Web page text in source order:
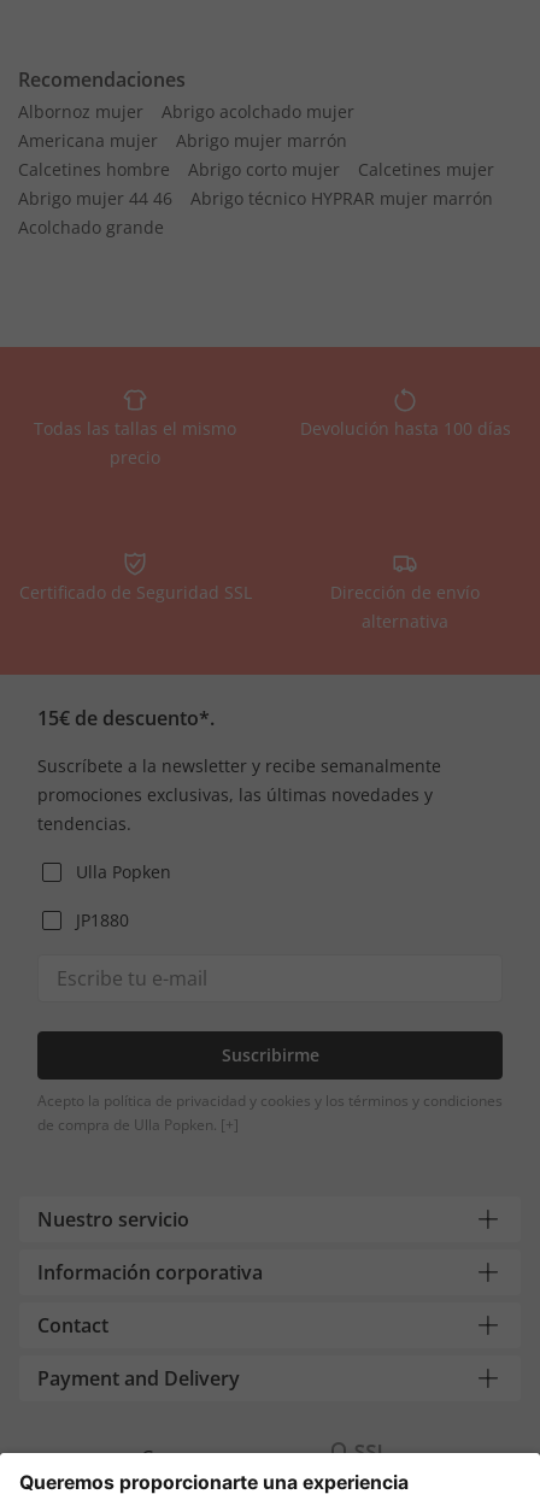
Recomendaciones
Albornoz mujer
Abrigo acolchado mujer
Americana mujer
Abrigo mujer marrón
Calcetines hombre
Abrigo corto mujer
Calcetines mujer
Abrigo mujer 44 46
Abrigo técnico HYPRAR mujer marrón
Acolchado grande
Todas las tallas el mismo
precio
Devolución hasta 100 días
Certificado de Seguridad SSL
Dirección de envío
alternativa
15€ de descuento*.
Suscríbete a la newsletter y recibe semanalmente
promociones exclusivas, las últimas novedades y
tendencias.
Ulla Popken
JP1880
Suscribirme
Acepto la política de privacidad y cookies y los términos y condiciones
de compra de Ulla Popken. [+]
Nuestro servicio
Información corporativa
Contact
Payment and Delivery
Compra segura con